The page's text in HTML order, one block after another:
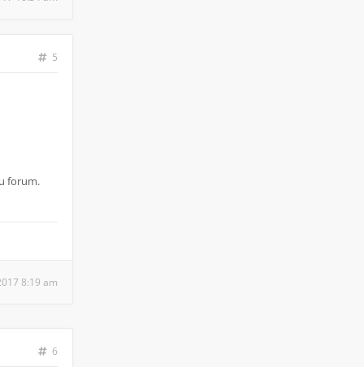
5
forum.
8:19 am
6